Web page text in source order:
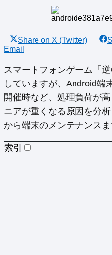
Share on X (Twitter)
Email
スマートフォンゲーム「
していますが、Android端
開催時など、処理負荷が
ニアが重くなる原因を分
から端末のメンテナンス
索引